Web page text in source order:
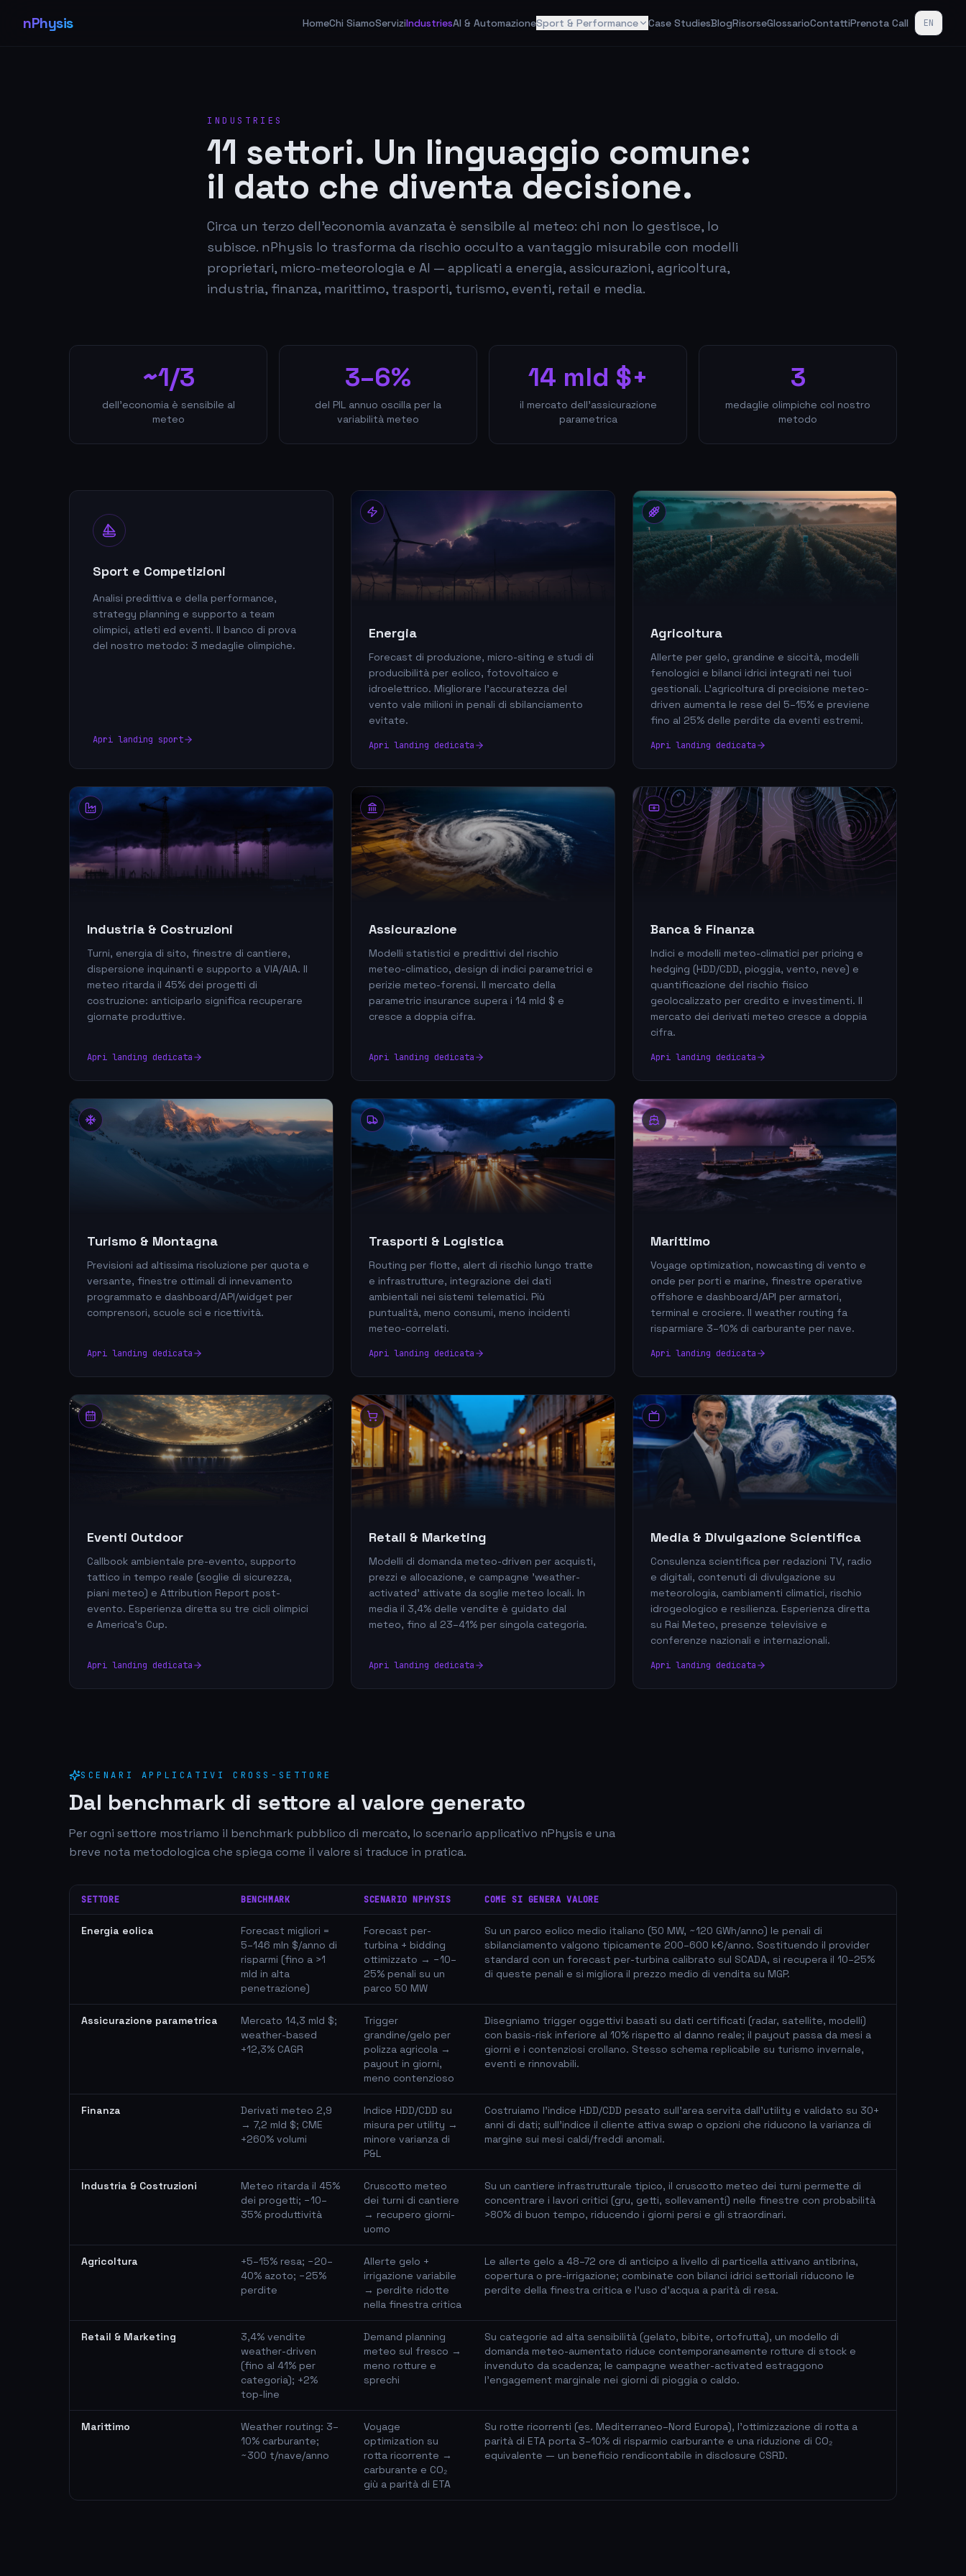
nPhysis HomeChi SiamoServiziIndustriesAI & AutomazioneSport & Performance Case StudiesBlogRisorseGlossarioContattiPrenota Call EN
INDUSTRIES
11 settori. Un linguaggio comune:
il dato che diventa decisione.
Circa un terzo dell'economia avanzata è sensibile al meteo: chi non lo gestisce, lo
subisce. nPhysis lo trasforma da rischio occulto a vantaggio misurabile con modelli
proprietari, micro-meteorologia e AI — applicati a energia, assicurazioni, agricoltura,
industria, finanza, marittimo, trasporti, turismo, eventi, retail e media.
~1/3
dell'economia è sensibile al
meteo
3–6%
del PIL annuo oscilla per la
variabilità meteo
14 mld $+
il mercato dell'assicurazione
parametrica
3
medaglie olimpiche col nostro
metodo
Sport e Competizioni
Analisi predittiva e della performance,
strategy planning e supporto a team
olimpici, atleti ed eventi. Il banco di prova
del nostro metodo: 3 medaglie olimpiche.
Apri landing sport
Energia
Forecast di produzione, micro-siting e studi di
producibilità per eolico, fotovoltaico e
idroelettrico. Migliorare l'accuratezza del
vento vale milioni in penali di sbilanciamento
evitate.
Apri landing dedicata
Agricoltura
Allerte per gelo, grandine e siccità, modelli
fenologici e bilanci idrici integrati nei tuoi
gestionali. L'agricoltura di precisione meteo-
driven aumenta le rese del 5–15% e previene
fino al 25% delle perdite da eventi estremi.
Apri landing dedicata
Industria & Costruzioni
Turni, energia di sito, finestre di cantiere,
dispersione inquinanti e supporto a VIA/AIA. Il
meteo ritarda il 45% dei progetti di
costruzione: anticiparlo significa recuperare
giornate produttive.
Apri landing dedicata
Assicurazione
Modelli statistici e predittivi del rischio
meteo-climatico, design di indici parametrici e
perizie meteo-forensi. Il mercato della
parametric insurance supera i 14 mld $ e
cresce a doppia cifra.
Apri landing dedicata
Banca & Finanza
Indici e modelli meteo-climatici per pricing e
hedging (HDD/CDD, pioggia, vento, neve) e
quantificazione del rischio fisico
geolocalizzato per credito e investimenti. Il
mercato dei derivati meteo cresce a doppia
cifra.
Apri landing dedicata
Turismo & Montagna
Previsioni ad altissima risoluzione per quota e
versante, finestre ottimali di innevamento
programmato e dashboard/API/widget per
comprensori, scuole sci e ricettività.
Apri landing dedicata
Trasporti & Logistica
Routing per flotte, alert di rischio lungo tratte
e infrastrutture, integrazione dei dati
ambientali nei sistemi telematici. Più
puntualità, meno consumi, meno incidenti
meteo-correlati.
Apri landing dedicata
Marittimo
Voyage optimization, nowcasting di vento e
onde per porti e marine, finestre operative
offshore e dashboard/API per armatori,
terminal e crociere. Il weather routing fa
risparmiare 3–10% di carburante per nave.
Apri landing dedicata
Eventi Outdoor
Callbook ambientale pre-evento, supporto
tattico in tempo reale (soglie di sicurezza,
piani meteo) e Attribution Report post-
evento. Esperienza diretta su tre cicli olimpici
e America's Cup.
Apri landing dedicata
Retail & Marketing
Modelli di domanda meteo-driven per acquisti,
prezzi e allocazione, e campagne 'weather-
activated' attivate da soglie meteo locali. In
media il 3,4% delle vendite è guidato dal
meteo, fino al 23–41% per singola categoria.
Apri landing dedicata
Media & Divulgazione Scientifica
Consulenza scientifica per redazioni TV, radio
e digitali, contenuti di divulgazione su
meteorologia, cambiamenti climatici, rischio
idrogeologico e resilienza. Esperienza diretta
su Rai Meteo, presenze televisive e
conferenze nazionali e internazionali.
Apri landing dedicata
SCENARI APPLICATIVI CROSS-SETTORE
Dal benchmark di settore al valore generato
Per ogni settore mostriamo il benchmark pubblico di mercato, lo scenario applicativo nPhysis e una
breve nota metodologica che spiega come il valore si traduce in pratica.
SETTORE BENCHMARK SCENARIO NPHYSIS COME SI GENERA VALORE
Energia eolica
Forecast migliori =
5–146 mln $/anno di
risparmi (fino a >1
mld in alta
penetrazione)
Forecast per-
turbina + bidding
ottimizzato → −10–
25% penali su un
parco 50 MW
Su un parco eolico medio italiano (50 MW, ~120 GWh/anno) le penali di
sbilanciamento valgono tipicamente 200–600 k€/anno. Sostituendo il provider
standard con un forecast per-turbina calibrato sul SCADA, si recupera il 10–25%
di queste penali e si migliora il prezzo medio di vendita su MGP.
Assicurazione parametrica
Mercato 14,3 mld $;
weather-based
+12,3% CAGR
Trigger
grandine/gelo per
polizza agricola →
payout in giorni,
meno contenzioso
Disegniamo trigger oggettivi basati su dati certificati (radar, satellite, modelli)
con basis-risk inferiore al 10% rispetto al danno reale; il payout passa da mesi a
giorni e i contenziosi crollano. Stesso schema replicabile su turismo invernale,
eventi e rinnovabili.
Finanza
Derivati meteo 2,9
→ 7,2 mld $; CME
+260% volumi
Indice HDD/CDD su
misura per utility →
minore varianza di
P&L
Costruiamo l'indice HDD/CDD pesato sull'area servita dall'utility e validato su 30+
anni di dati; sull'indice il cliente attiva swap o opzioni che riducono la varianza di
margine sui mesi caldi/freddi anomali.
Industria & Costruzioni
Meteo ritarda il 45%
dei progetti; −10–
35% produttività
Cruscotto meteo
dei turni di cantiere
→ recupero giorni-
uomo
Su un cantiere infrastrutturale tipico, il cruscotto meteo dei turni permette di
concentrare i lavori critici (gru, getti, sollevamenti) nelle finestre con probabilità
>80% di buon tempo, riducendo i giorni persi e gli straordinari.
Agricoltura
+5–15% resa; −20–
40% azoto; −25%
perdite
Allerte gelo +
irrigazione variabile
→ perdite ridotte
nella finestra critica
Le allerte gelo a 48–72 ore di anticipo a livello di particella attivano antibrina,
copertura o pre-irrigazione; combinate con bilanci idrici settoriali riducono le
perdite della finestra critica e l'uso d'acqua a parità di resa.
Retail & Marketing
3,4% vendite
weather-driven
(fino al 41% per
categoria); +2%
top-line
Demand planning
meteo sul fresco →
meno rotture e
sprechi
Su categorie ad alta sensibilità (gelato, bibite, ortofrutta), un modello di
domanda meteo-aumentato riduce contemporaneamente rotture di stock e
invenduto da scadenza; le campagne weather-activated estraggono
l'engagement marginale nei giorni di pioggia o caldo.
Marittimo
Weather routing: 3–
10% carburante;
~300 t/nave/anno
Voyage
optimization su
rotta ricorrente →
carburante e CO₂
giù a parità di ETA
Su rotte ricorrenti (es. Mediterraneo–Nord Europa), l'ottimizzazione di rotta a
parità di ETA porta 3–10% di risparmio carburante e una riduzione di CO₂
equivalente — un beneficio rendicontabile in disclosure CSRD.